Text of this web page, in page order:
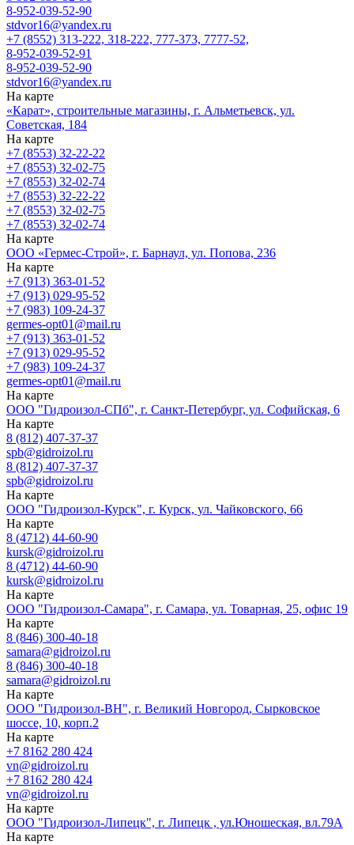
8-952-039-52-90
stdvor16@yandex.ru
+7 (8552) 313-222, 318-222, 777-373, 7777-52,
8-952-039-52-91
8-952-039-52-90
stdvor16@yandex.ru
На карте
«Карат», строительные магазины, г. Альметьевск, ул.
Советская, 184
На карте
+7 (8553) 32-22-22
+7 (8553) 32-02-75
+7 (8553) 32-02-74
+7 (8553) 32-22-22
+7 (8553) 32-02-75
+7 (8553) 32-02-74
На карте
ООО «Гермес-Строй», г. Барнаул, ул. Попова, 236
На карте
+7 (913) 363-01-52
+7 (913) 029-95-52
+7 (983) 109-24-37
germes-opt01@mail.ru
+7 (913) 363-01-52
+7 (913) 029-95-52
+7 (983) 109-24-37
germes-opt01@mail.ru
На карте
ООО "Гидроизол-СПб", г. Санкт-Петербург, ул. Софийская, 6
На карте
8 (812) 407-37-37
spb@gidroizol.ru
8 (812) 407-37-37
spb@gidroizol.ru
На карте
ООО "Гидроизол-Курск", г. Курск, ул. Чайковского, 66
На карте
8 (4712) 44-60-90
kursk@gidroizol.ru
8 (4712) 44-60-90
kursk@gidroizol.ru
На карте
ООО "Гидроизол-Самара", г. Самара, ул. Товарная, 25, офис 19
На карте
8 (846) 300-40-18
samara@gidroizol.ru
8 (846) 300-40-18
samara@gidroizol.ru
На карте
ООО "Гидроизол-ВН", г. Великий Новгород, Сырковское
шоссе, 10, корп.2
На карте
+7 8162 280 424
vn@gidroizol.ru
+7 8162 280 424
vn@gidroizol.ru
На карте
ООО "Гидроизол-Липецк", г. Липецк , ул.Юношеская, вл.79А
На карте